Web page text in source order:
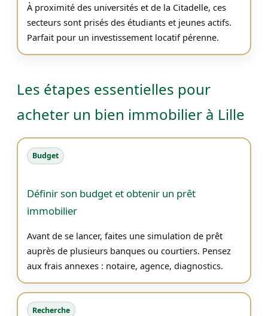
À proximité des universités et de la Citadelle, ces
secteurs sont prisés des étudiants et jeunes actifs.
Parfait pour un investissement locatif pérenne.
Les étapes essentielles pour
acheter un bien immobilier à Lille
Budget
Définir son budget et obtenir un prêt
immobilier
Avant de se lancer, faites une simulation de prêt
auprès de plusieurs banques ou courtiers. Pensez
aux frais annexes : notaire, agence, diagnostics.
Recherche